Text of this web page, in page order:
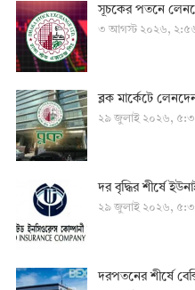
সূচকের পতনে
৩ আগস্ট ২০২৬, ২:৫৬
ব্লক মার্কেটে
২৯ জুলাই ২০২৬,
দর বৃদ্ধির শীর্ষে
২৯ জুলাই ২০২৬,
দরপতনের শীর্ষে